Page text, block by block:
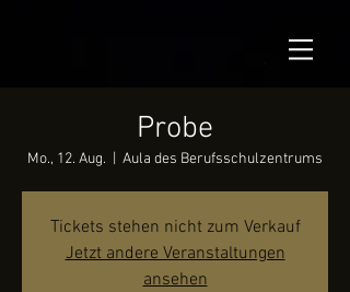
Probe
Mo., 12. Aug. Aula des Berufsschulzentrums
Tickets stehen nicht zum Verkauf
Jetzt andere Veranstaltungen
ansehen